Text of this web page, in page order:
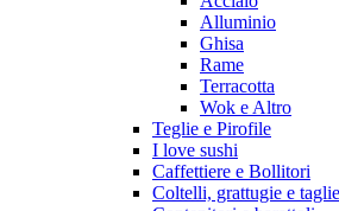
Alluminio
Ghisa
Rame
Terracotta
Wok e Altro
Teglie e Pirofile
I love sushi
Caffettiere e Bollitori
Coltelli, grattugie e